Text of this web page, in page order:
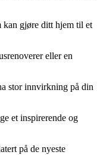
kan gjøre ditt hjem til et
eller en
stor innvirkning på din
et inspirerende og
på de nyeste